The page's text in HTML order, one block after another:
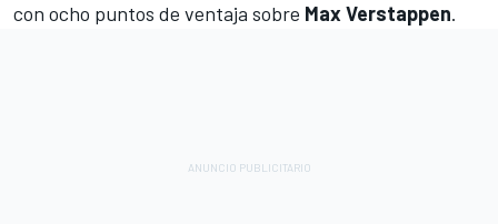
con ocho puntos de ventaja sobre Max Verstappen.